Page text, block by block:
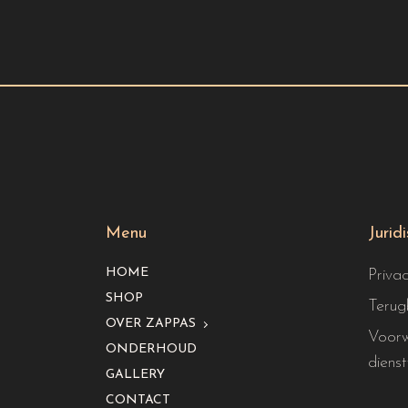
Menu
HOME
SHOP
OVER ZAPPAS
ONDERHOUD
GALLERY
CONTACT